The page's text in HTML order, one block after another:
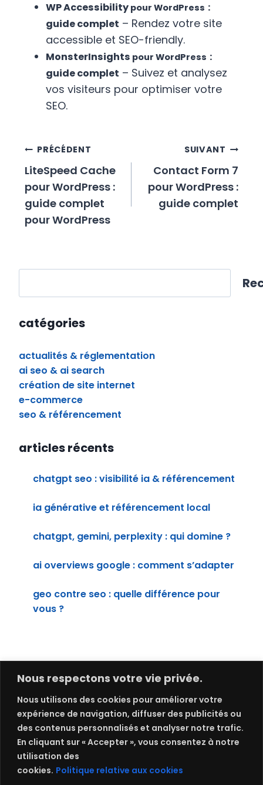
Nous respectons votre vie privée.
Nous utilisons des cookies pour améliorer votre
expérience de navigation, diffuser des publicités ou
des contenus personnalisés et analyser notre trafic.
En cliquant sur « Accepter », vous consentez à notre
utilisation des
cookies. Politique relative aux cookies
WP Accessibility pour WordPress :
guide complet – Rendez votre site
accessible et SEO-friendly.
MonsterInsights pour WordPress :
guide complet – Suivez et analysez
vos visiteurs pour optimiser votre
SEO.
Navigation
l’article
PRÉCÉDENT
LiteSpeed Cache
pour WordPress :
guide complet
pour WordPress
SUIVANT
Contact Form 7
pour WordPress :
guide complet
catégories
actualités & réglementation
ai seo & ai search
création de site internet
e-commerce
seo & référencement
articles récents
chatgpt seo : visibilité ia & référencement
ia générative et référencement local
chatgpt, gemini, perplexity : qui domine ?
ai overviews google : comment s’adapter
geo contre seo : quelle différence pour
vous ?